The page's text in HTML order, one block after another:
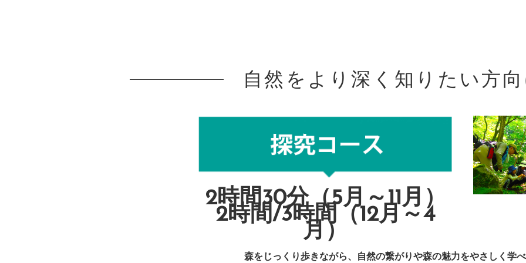
自然をより深く知りたい方
2時間30分（5月～11月）
2時間/3時間（12月～4
月）
森をじっくり歩きながら、自然の繋がりや森の魅力をやさしく学